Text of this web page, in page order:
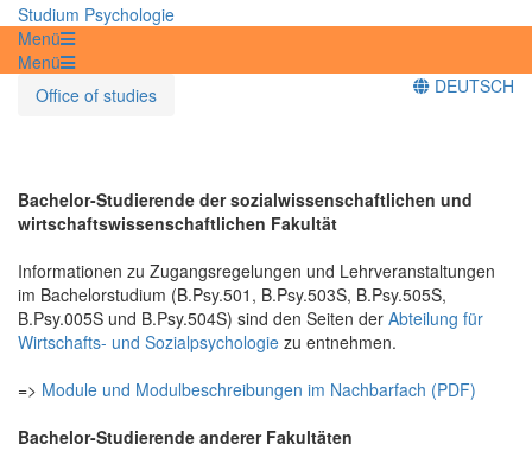
Studium Psychologie
Menü
Menü
Office of studies
DEUTSCH
Bachelor-Studierende der sozialwissenschaftlichen und
wirtschaftswissenschaftlichen Fakultät
Informationen zu Zugangsregelungen und Lehrveranstaltungen
im Bachelorstudium (B.Psy.501, B.Psy.503S, B.Psy.505S,
B.Psy.005S und B.Psy.504S) sind den Seiten der Abteilung für
Wirtschafts- und Sozialpsychologie zu entnehmen.
=> Module und Modulbeschreibungen im Nachbarfach (PDF)
Bachelor-Studierende anderer Fakultäten